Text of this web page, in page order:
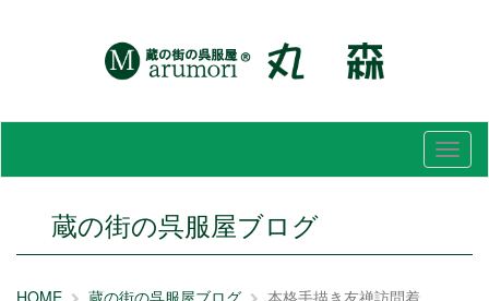
メ
ニ
蔵の街の呉服屋ブログ